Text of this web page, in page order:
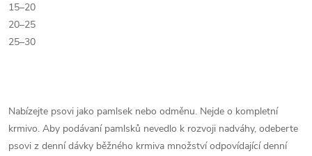
15–20
20–25
25–30
Nabízejte psovi jako pamlsek nebo odměnu. Nejde o kompletní
krmivo. Aby podávaní pamlsků nevedlo k rozvoji nadváhy, odeberte
psovi z denní dávky běžného krmiva množství odpovídající denní